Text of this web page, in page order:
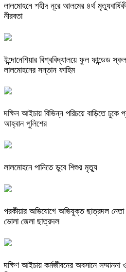
লালমোহনে শহীদ নূরে আলমের ৪র্থ
নীরবতা
ইন্দোনেশিয়ার বিশ্ববিদ্যালয়ে ফুল ফান্ডেড
লালমোহনের সন্তান ফাহিম
দক্ষিন আইচায় ‎বিভিন্ন পরিচয়ে বাড়িতে ঢুকে
আহ্বান পুলিশের
লালমোহনে পানিতে ডুবে শিশুর মৃত্যু
পরকীয়ার অভিযোগে অভিযুক্ত ছাত্রদল নেতা
ভোলা জেলা ছাত্রদল
দক্ষিণ আইচায় কর্মজীবনের অবসানে